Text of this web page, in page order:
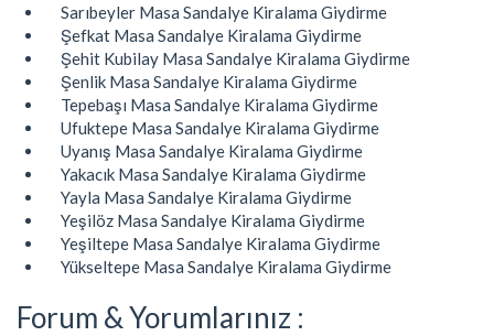
Sarıbeyler Masa Sandalye Kiralama Giydirme
Şefkat Masa Sandalye Kiralama Giydirme
Şehit Kubilay Masa Sandalye Kiralama Giydirme
Şenlik Masa Sandalye Kiralama Giydirme
Tepebaşı Masa Sandalye Kiralama Giydirme
Ufuktepe Masa Sandalye Kiralama Giydirme
Uyanış Masa Sandalye Kiralama Giydirme
Yakacık Masa Sandalye Kiralama Giydirme
Yayla Masa Sandalye Kiralama Giydirme
Yeşilöz Masa Sandalye Kiralama Giydirme
Yeşiltepe Masa Sandalye Kiralama Giydirme
Yükseltepe Masa Sandalye Kiralama Giydirme
Forum & Yorumlarınız :